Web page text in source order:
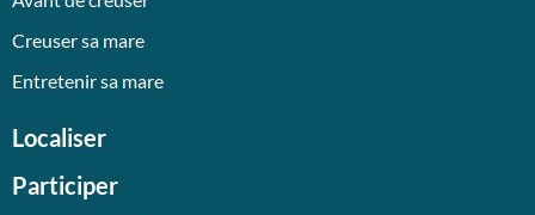
Creuser sa mare
Entretenir sa mare
Localiser
Participer